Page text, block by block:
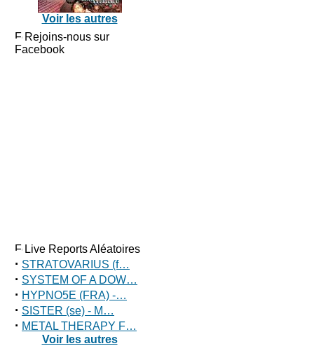
Voir les autres
Rejoins-nous sur
Facebook
Live Reports Aléatoires
· STRATOVARIUS (f…
· SYSTEM OF A DOW…
· HYPNO5E (FRA) -…
· SISTER (se) - M…
· METAL THERAPY F…
Voir les autres